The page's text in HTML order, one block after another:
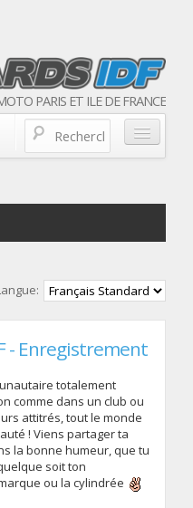
PARIS ET ILE DE FRANCE
- Enregistrement
totalement
comme dans un club ou
attitrés, tout le monde
! Viens partager ta
la bonne humeur, que tu
soit ton
ou la cylindrée